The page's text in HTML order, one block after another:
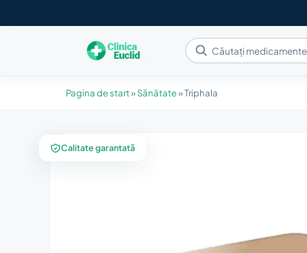
Pagina de start»Sănătate»Triphala
Calitate garantată